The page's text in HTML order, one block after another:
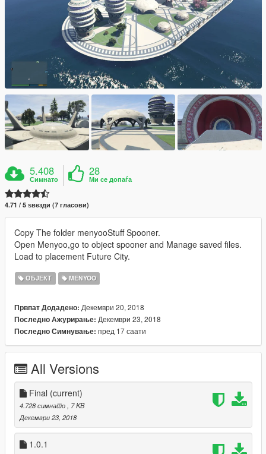
5.408
Симнато
28
Ми се допаѓа
4.71 / 5 ѕвезди (7 гласови)
Copy The folder menyooStuff Spooner.
Open Menyoo,go to object spooner and Manage saved files.
Load to placement Future City.
ОБЈЕКТ MENYOO
Првпат Додадено: Декември 20, 2018
Последно Ажурирање: Декември 23, 2018
Последно Симнување: пред 17 саати
All Versions
Final (current)
4.728 симнато, 7 KB
Декември 23, 2018
1.0.1